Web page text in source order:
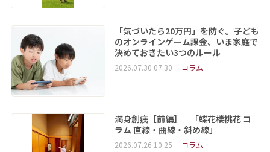
「気づいたら20万円」を防ぐ。子ども
のオンラインゲーム課金、いま家庭で
決めておきたい3つのルール
2026.07.30 07:30 コラム
満身創痍【前編】 「蝶花楼桃花 コ
ラム 直線・曲線・斜め線」
2026.07.26 10:25 コラム